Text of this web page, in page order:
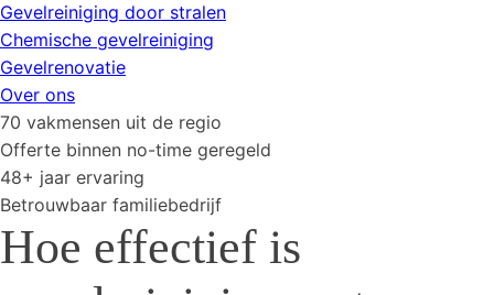
Gevelreiniging door stralen
Chemische gevelreiniging
Gevelrenovatie
Over ons
70 vakmensen uit de regio
Offerte binnen no-time geregeld
48+ jaar ervaring
Betrouwbaar familiebedrijf
Hoe effectief is